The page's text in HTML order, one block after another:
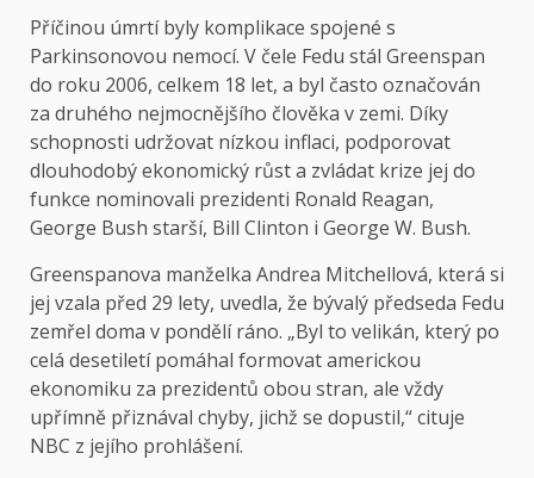
Příčinou úmrtí byly komplikace spojené s
Parkinsonovou nemocí. V čele Fedu stál Greenspan
do roku 2006, celkem 18 let, a byl často označován
za druhého nejmocnějšího člověka v zemi. Díky
schopnosti udržovat nízkou inflaci, podporovat
dlouhodobý ekonomický růst a zvládat krize jej do
funkce nominovali prezidenti Ronald Reagan,
George Bush starší, Bill Clinton i George W. Bush.
Greenspanova manželka Andrea Mitchellová, která si
jej vzala před 29 lety, uvedla, že bývalý předseda Fedu
zemřel doma v pondělí ráno. „Byl to velikán, který po
celá desetiletí pomáhal formovat americkou
ekonomiku za prezidentů obou stran, ale vždy
upřímně přiznával chyby, jichž se dopustil,“ cituje
NBC z jejího prohlášení.